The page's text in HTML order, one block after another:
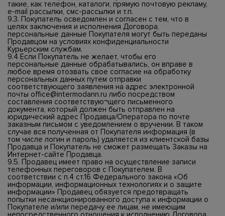
такие, как телефон, каталоги, прямую почтовую рекламу,
е-mail рассылки, смс-рассылки и т.п.
9.3. Покупатель осведомлен и согласен с тем, что в
целях заключения и исполнения Договора,
персональные данные Покупателя могут быть переданы
Продавцом на условиях конфиденциальности
Курьерским службам.
9.4 Если Покупатель не желает, чтобы его
персональные данные обрабатывались, он вправе в
любое время отозвать свое согласие на обработку
персональных данных путем отправки
соответствующего заявления на адрес электронной
почты office@intermodann.ru либо посредством
составления соответствую¬щего письменного
документа, который должен быть отправлен на
юридический адрес Продавца/Оператора по почте
заказным письмом с уведомлением о вручении. В таком
случае вся полученная от Покупателя информация (в
том числе логин и пароль) удаляется из клиентской базы
Продавца и Покупатель не сможет размещать Заказы на
Интернет-сайте Продавца.
9.5. Продавец имеет право на осуществление записи
телефонных переговоров с Покупателем. В
соответствии с п.4 ст.16 Федерального закона «Об
информации, информационных технологиях и о защите
информации» Продавец обязуется предотвращать
попытки несанкционированного доступа к информации о
Покупателе и/или передачу ее лицам, не имеющим